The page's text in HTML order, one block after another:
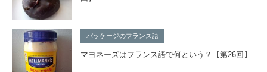
パッケージのフランス語
マヨネーズはフランス語で何という？【第26回】